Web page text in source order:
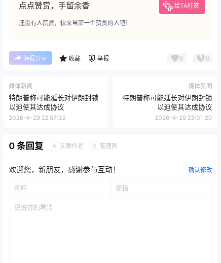
点点赞赏，手留余香 给TA打赏
还没有人赞赏，快来当第一个赞赏的人吧！
海报分享 收藏 举报 0 0
媒体新闻
特朗普称可能延长对伊朗封锁
以迫使其达成协议
2026-4-29 22:57:32
媒体新闻
特朗普称可能延长对伊朗封锁
以迫使其达成协议
2026-4-29 23:01:20
0 条回复 A 文章作者 M 管理员
欢迎您，新朋友，感谢参与互动！ 确认修改